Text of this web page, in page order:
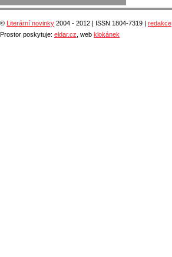
© Literární novinky 2004 - 2012 | ISSN 1804-7319 | redakce
Prostor poskytuje: eldar.cz , web klokánek